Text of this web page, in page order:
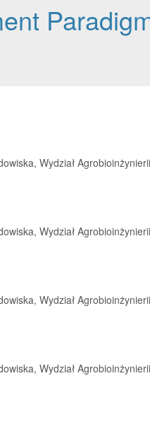
Wydział
Wydział
Wydział
Wydział